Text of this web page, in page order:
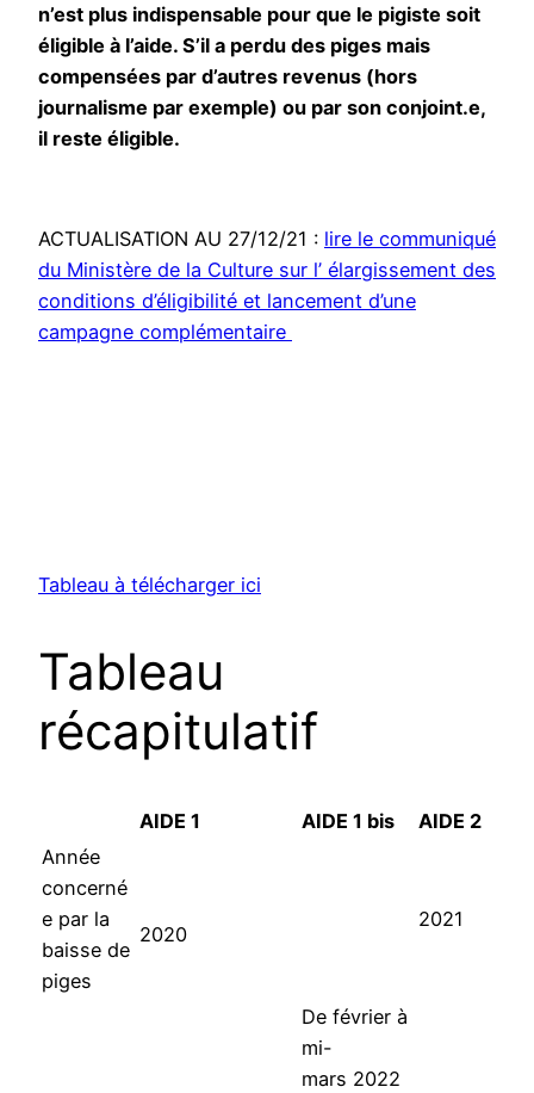
n’est plus indispensable pour que le pigiste soit
éligible à l’aide. S’il a perdu des piges mais
compensées par d’autres revenus (hors
journalisme par exemple) ou par son conjoint.e,
il reste éligible.
ACTUALISATION AU 27/12/21 : lire le communiqué
du Ministère de la Culture sur l’ élargissement des
conditions d’éligibilité et lancement d’une
campagne complémentaire
Tableau à télécharger ici
Tableau
récapitulatif
AIDE 1 AIDE 1 bis
AIDE 2
Année
concerné
e par la
baisse de
piges
2020
2021
De février à
mi-
mars 2022